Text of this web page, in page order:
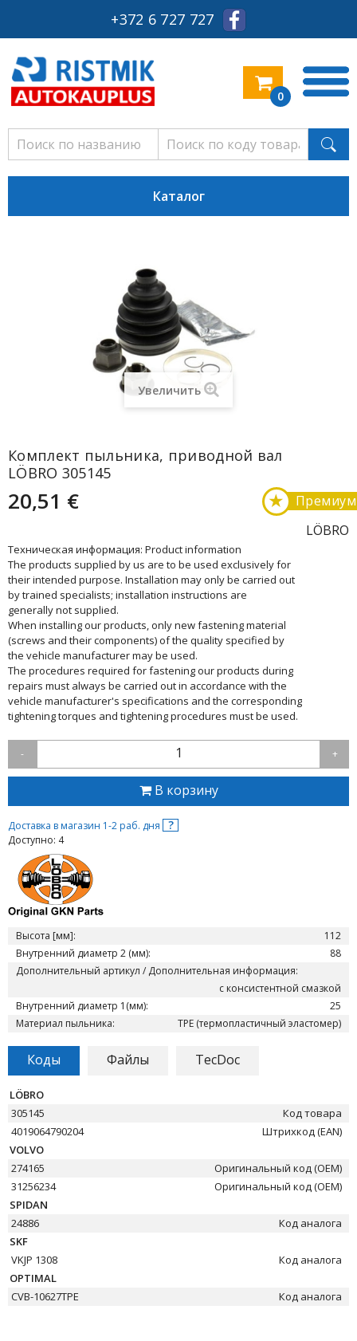
+372 6 727 727
0
Каталог
Увеличить
Комплект пыльника, приводной вал
LÖBRO 305145
20,51 € Премиум
★
LÖBRO
Техническая информация: Product information
The products supplied by us are to be used exclusively for
their intended purpose. Installation may only be carried out
by trained specialists; installation instructions are
generally not supplied.
When installing our products, only new fastening material
(screws and their components) of the quality specified by
the vehicle manufacturer may be used.
The procedures required for fastening our products during
repairs must always be carried out in accordance with the
vehicle manufacturer's specifications and the corresponding
tightening torques and tightening procedures must be used.
- 1 +
В корзину
Доставка в магазин 1-2 раб. дня ?
Доступно: 4
Высота [мм]:
112
Внутренний диаметр 2 (мм):
88
Дополнительный артикул / Дополнительная информация:
с консистентной смазкой
Внутренний диаметр 1(мм):
25
Материал пыльника:
TPE (термопластичный эластомер)
Коды Файлы TecDoc
LÖBRO
305145
Код товара
4019064790204
Штрихкод (EAN)
VOLVO
274165
Оригинальный код (OEM)
31256234
Оригинальный код (OEM)
SPIDAN
24886
Код аналога
SKF
VKJP 1308
Код аналога
OPTIMAL
CVB-10627TPE
Код аналога